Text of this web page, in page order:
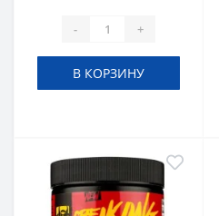
- +
В КОРЗИНУ